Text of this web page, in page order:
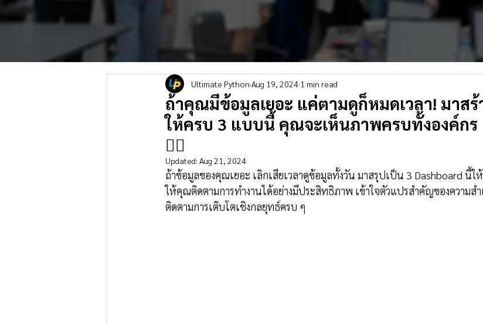
ถ้าคุณมีข้อมูลเยอะ แค่ตามดูก็หมดเวลา! มาสร้
ให้ครบ 3 แบบนี้ คุณจะเห็นภาพครบทั้งองค์กร
👇🏻
Ultimate Python Aug 19, 2024 1 min read
Updated: Aug 21, 2024
ถ้าข้อมูลของคุณเยอะ เลิกเสียเวลาดูข้อมูลทั้งวัน มาสรุปเป็น 3 Dashboard นี้
ให้คุณติดตามการทำงานได้อย่างมีประสิทธิภาพ เข้าใจตัวแปรสำคัญของความสำ
ติดตามการเติบโตเชิงกลยุทธ์ครบ ๆ